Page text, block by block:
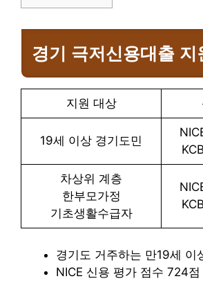
경기 극저신용대출 지
지원 대상
19세 이상 경기도민
차상위 계층
한부모가정
기초생활수급자
경기도 거주하는 만19세 이
NICE 신용 평가 점수 724